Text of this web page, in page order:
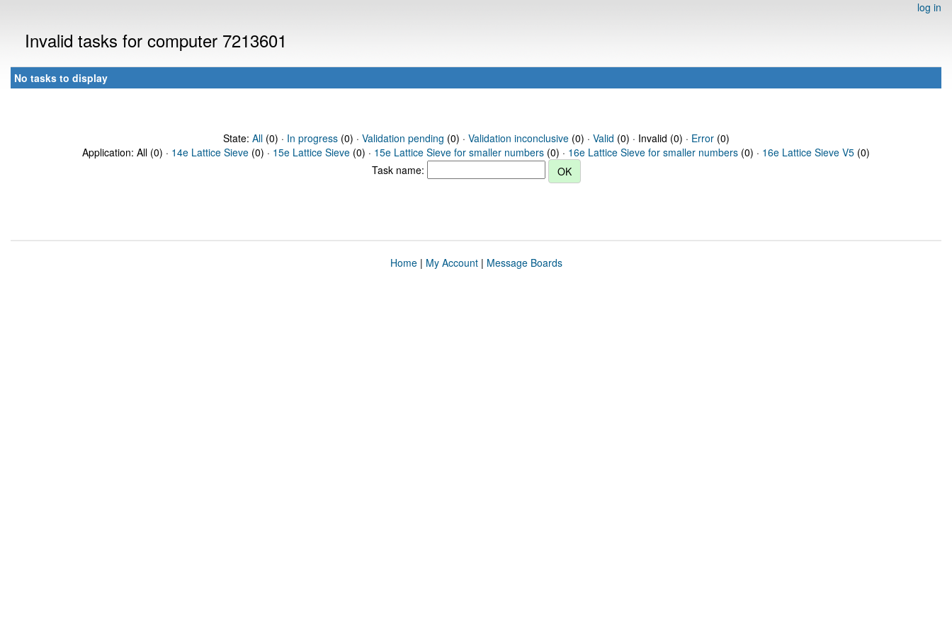
log in
Invalid tasks for computer 7213601
No tasks to display
State: All(0) · In progress(0) · Validation pending (0) · Validation inconclusive(0) · Valid (0) · Invalid (0) · Error(0)
Application: All (0) · 14e Lattice Sieve (0) · 15e Lattice Sieve (0) · 15e Lattice Sieve for smaller numbers (0) · 16e Lattice Sieve for smaller numbers (0) · 16e Lattice Sieve V5 (0)
Task name:
Home| My Account| Message Boards